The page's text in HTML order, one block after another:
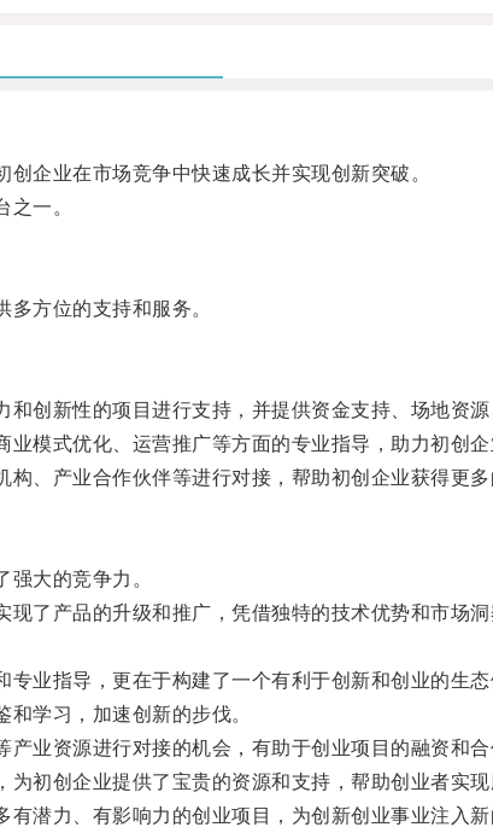
企业在市场竞争中快速成长并实现创新突破。
一。
方位的支持和服务。
新性的项目进行支持，并提供资金支持、场地资源
式优化、运营推广等方面的专业指导，助力初创企
产业合作伙伴等进行对接，帮助初创企业获得更多
大的竞争力。
产品的升级和推广，凭借独特的技术优势和市场
指导，更在于构建了一个有利于创新和创业的生态
学习，加速创新的步伐。
资源进行对接的机会，有助于创业项目的融资和合
创企业提供了宝贵的资源和支持，帮助创业者实现
力、有影响力的创业项目，为创新创业事业注入新